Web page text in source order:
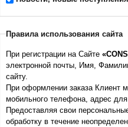
Правила использования сайта
При регистрации на Сайте
электронной почты, Имя,
сайту.
При оформлении заказа
мобильного телефона, адрес для
Предоставляя свои
обработку в течение